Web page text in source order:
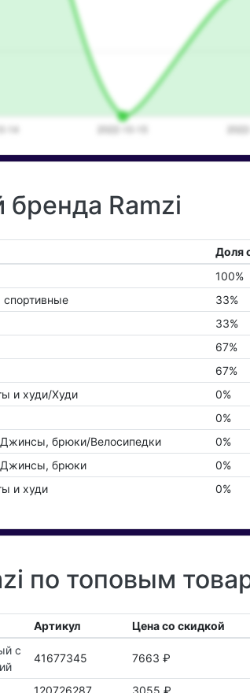
бренда Ramzi
Доля
100%
33%
33%
67%
67%
и худи/Худи
0%
0%
брюки/Велосипедки
0%
брюки
0%
и худи
0%
по топовым
Артикул Цена со скидкой
с
41677345 7663 ₽